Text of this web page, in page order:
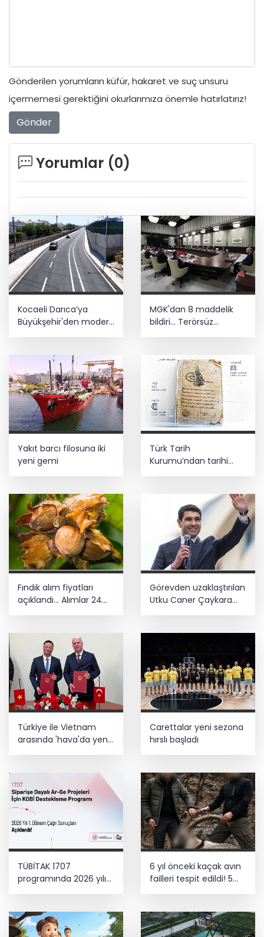
Gönderilen yorumların küfür, hakaret ve suç unsuru
içermemesi gerektiğini okurlarımıza önemle hatırlatırız!
Gönder
Yorumlar (0)
Kocaeli Darıca’ya
Büyükşehir'den modern
MGK'dan 8 maddelik
bildiri... Terörsüz
mesajı
Yakıt barcı filosuna iki
yeni gemi
Türk Tarih
Kurumu’ndan tarihi
içerikler tek platformda
Fındık alım fiyatları
açıklandı... Alımlar 24
Ağustos'ta başlıyor
Görevden uzaklaştırılan
Utku Caner Çaykara
hakkında tahliye kararı
Türkiye ile Vietnam
arasında 'hava'da yeni
Carettalar yeni sezona
hırslı başladı
TÜBİTAK 1707
programında 2026 yılı
ilk dönem sonuçları
6 yıl önceki kaçak avın
failleri tespit edildi! 5
yaban keçisi için ceza